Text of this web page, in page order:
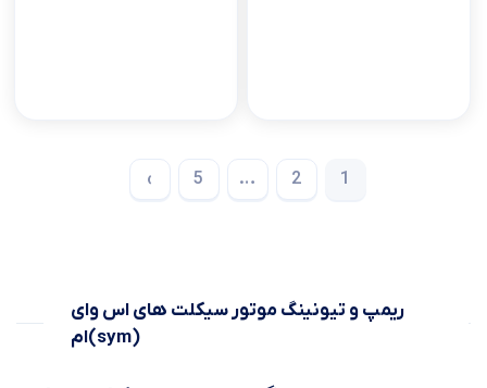
1
2
…
5
›
ریمپ و تیونینگ موتور سیکلت های اس وای
ام(sym)